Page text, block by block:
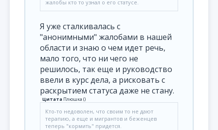
жалобы кто то узнал о его статусе.
Я уже сталкивалась с
"анонимными" жалобами в нашей
области и знаю о чем идет речь,
мало того, что ни чего не
решилось, так еще и руководство
ввели в курс дела, а рисковать с
раскрытием статуса даже не стану.
Цитата Плюшка ()
Кто-то недоволен, что своим то не дают
терапию, а еще и мигрантов и беженцев
теперь "кормить" придется.